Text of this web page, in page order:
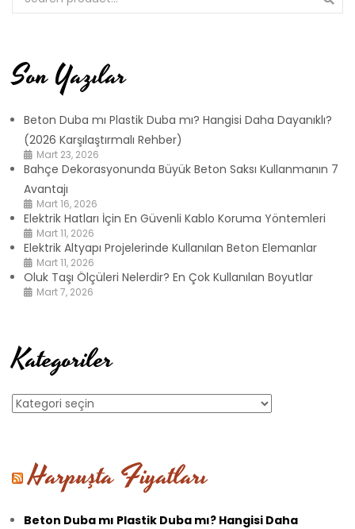
Son Yazılar
Beton Duba mı Plastik Duba mı? Hangisi Daha Dayanıklı?
(2026 Karşılaştırmalı Rehber)
Mart 23, 2026
Bahçe Dekorasyonunda Büyük Beton Saksı Kullanmanın 7
Avantajı
Mart 16, 2026
Elektrik Hatları İçin En Güvenli Kablo Koruma Yöntemleri
Mart 11, 2026
Elektrik Altyapı Projelerinde Kullanılan Beton Elemanlar
Mart 11, 2026
Oluk Taşı Ölçüleri Nelerdir? En Çok Kullanılan Boyutlar
Mart 7, 2026
Kategoriler
Kategoriler
Harpuşta Fiyatları
Beton Duba mı Plastik Duba mı? Hangisi Daha